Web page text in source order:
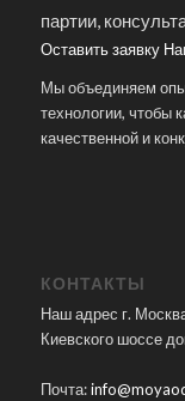
партии,
Оставить заявку
Мы объединяем
технологии, чтобы
качественной и
КОНТАКТЫ
Наш адрес г.
Киевского шоссе
Почта: